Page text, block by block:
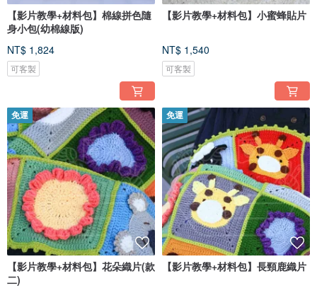
【影片教學+材料包】棉線拼色隨
身小包(幼棉線版)
NT$ 1,824
可客製
【影片教學+材料包】小蜜蜂貼片
NT$ 1,540
可客製
免運
【影片教學+材料包】花朵織片(款
二)
免運
【影片教學+材料包】長頸鹿織片